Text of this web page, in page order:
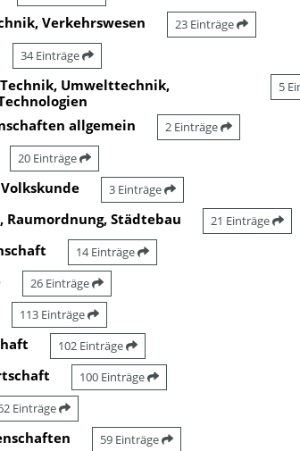
Verkehrswesen 23 Einträge
34 Einträge
Umwelttechnik,
5
allgemein 2 Einträge
20 Einträge
3 Einträge
Raumordnung, Städtebau 21 Einträge
14 Einträge
26 Einträge
113 Einträge
102 Einträge
100 Einträge
Einträge
59 Einträge